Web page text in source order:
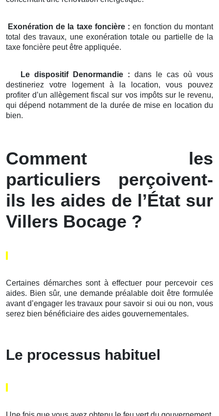
Exonération de la taxe foncière : en fonction du montant
total des travaux, une exonération totale ou partielle de la
taxe foncière peut être appliquée.
Le dispositif Denormandie : dans le cas où vous
destineriez votre logement à la location, vous pouvez
profiter d’un allègement fiscal sur vos impôts sur le revenu,
qui dépend notamment de la durée de mise en location du
bien.
Comment les
particuliers perçoivent-
ils les aides de l’État sur
Villers Bocage ?
Certaines démarches sont à effectuer pour percevoir ces
aides. Bien sûr, une demande préalable doit être formulée
avant d’engager les travaux pour savoir si oui ou non, vous
serez bien bénéficiaire des aides gouvernementales.
Le processus habituel